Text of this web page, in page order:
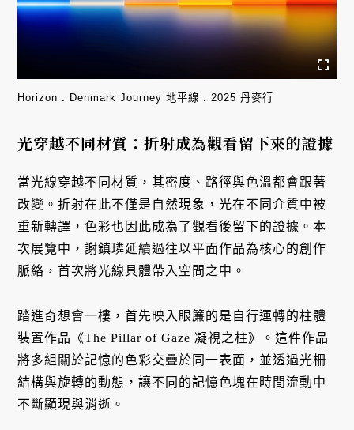
Horizon . Denmark Journey 地平線 . 2025 丹麥行
光穿越不同材質：折射成為觀看留下來的證據
當光線穿越不同材質，其密度、路徑與色溫都會跟著
改變。折射在此不僅是自然現象，光在不同介質中被
重新轉譯，色彩也因此成為了觀看後留下的證據。本
次展覽中，謝鎮璘延續過往以平面作品為核心的創作
脈絡，首次將光線具體帶入空間之中。
踏進奇想會一樓，首先映入眼簾的是自行運轉的柱體
裝置作品《The Pillar of Gaze 凝視之柱》。這件作品
將多組關於記憶的色彩交疊於同一表面，並透過光柵
結構與旋轉的動態，讓不同的記憶色塊在時間流動中
不斷顯現與消逝。